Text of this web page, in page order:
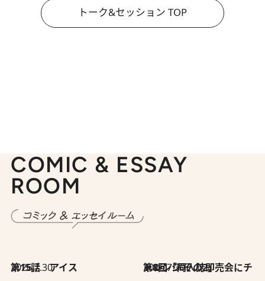
トーク&セッション TOP
COMIC & ESSAY
ROOM
2026.7.30
第15話 アイス 2026.7.30
第8回「同人誌即売会にチャレンジ その2」